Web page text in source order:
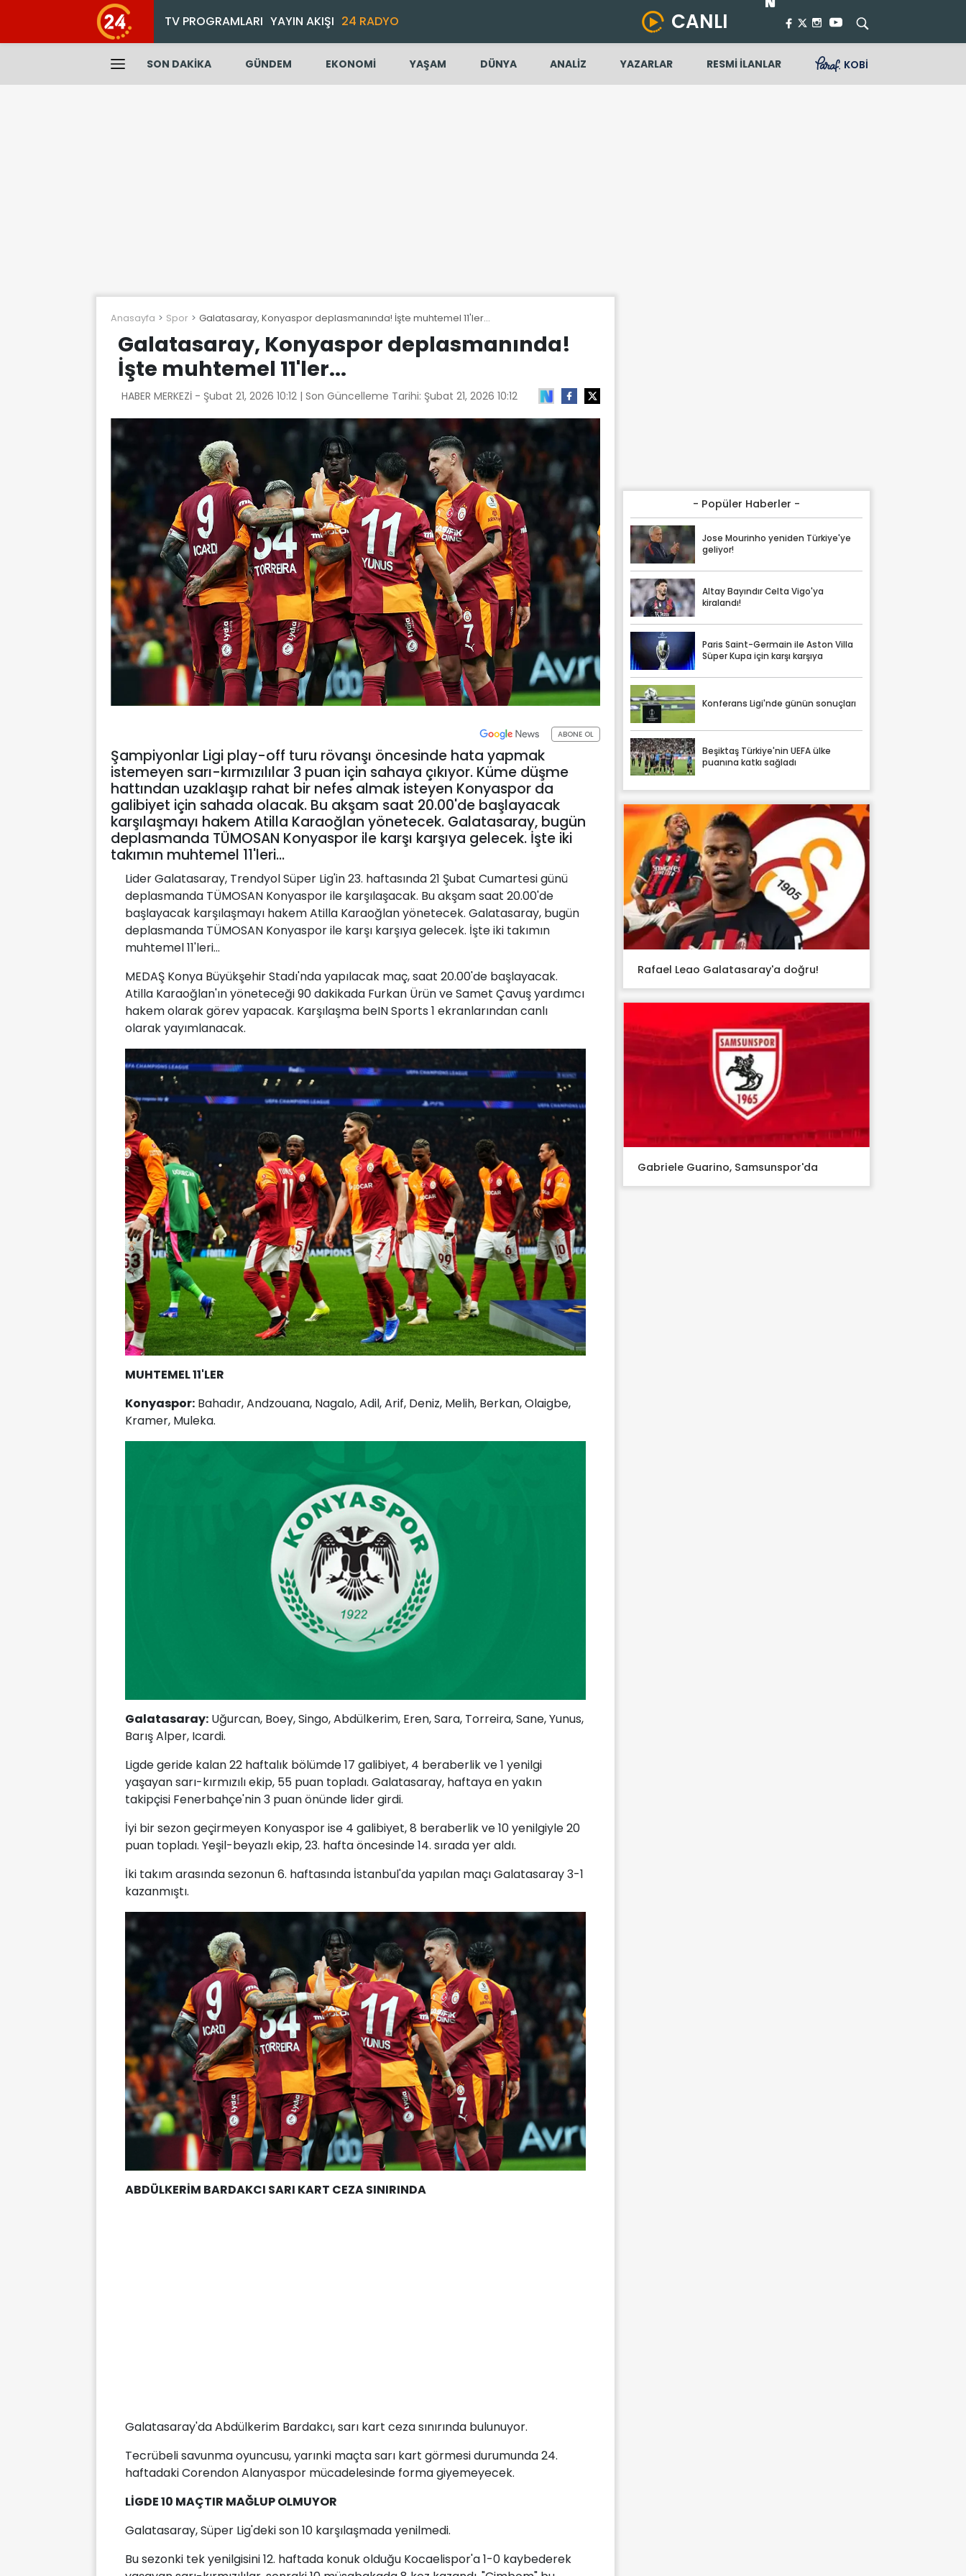
TV PROGRAMLARI YAYIN AKIŞI 24 RADYO CANLI
SON DAKİKA GÜNDEM EKONOMİ YAŞAM DÜNYA ANALİZ YAZARLAR RESMİ İLANLAR KOBİ
Anasayfa Spor Galatasaray, Konyaspor deplasmanında! İşte muhtemel 11'ler...
Galatasaray, Konyaspor deplasmanında!
İşte muhtemel 11'ler...
HABER MERKEZİ - Şubat 21, 2026 10:12 | Son Güncelleme Tarihi: Şubat 21, 2026 10:12
ABONE OL
Şampiyonlar Ligi play-off turu rövanşı öncesinde hata yapmak
istemeyen sarı-kırmızılılar 3 puan için sahaya çıkıyor. Küme düşme
hattından uzaklaşıp rahat bir nefes almak isteyen Konyaspor da
galibiyet için sahada olacak. Bu akşam saat 20.00'de başlayacak
karşılaşmayı hakem Atilla Karaoğlan yönetecek. Galatasaray, bugün
deplasmanda TÜMOSAN Konyaspor ile karşı karşıya gelecek. İşte iki
takımın muhtemel 11'leri...
Lider Galatasaray, Trendyol Süper Lig'in 23. haftasında 21 Şubat Cumartesi günü
deplasmanda TÜMOSAN Konyaspor ile karşılaşacak. Bu akşam saat 20.00'de
başlayacak karşılaşmayı hakem Atilla Karaoğlan yönetecek. Galatasaray, bugün
deplasmanda TÜMOSAN Konyaspor ile karşı karşıya gelecek. İşte iki takımın
muhtemel 11'leri...
MEDAŞ Konya Büyükşehir Stadı'nda yapılacak maç, saat 20.00'de başlayacak.
Atilla Karaoğlan'ın yöneteceği 90 dakikada Furkan Ürün ve Samet Çavuş yardımcı
hakem olarak görev yapacak. Karşılaşma beIN Sports 1 ekranlarından canlı
olarak yayımlanacak.
MUHTEMEL 11'LER
Konyaspor: Bahadır, Andzouana, Nagalo, Adil, Arif, Deniz, Melih, Berkan, Olaigbe,
Kramer, Muleka.
Galatasaray: Uğurcan, Boey, Singo, Abdülkerim, Eren, Sara, Torreira, Sane, Yunus,
Barış Alper, Icardi.
Ligde geride kalan 22 haftalık bölümde 17 galibiyet, 4 beraberlik ve 1 yenilgi
yaşayan sarı-kırmızılı ekip, 55 puan topladı. Galatasaray, haftaya en yakın
takipçisi Fenerbahçe'nin 3 puan önünde lider girdi.
İyi bir sezon geçirmeyen Konyaspor ise 4 galibiyet, 8 beraberlik ve 10 yenilgiyle 20
puan topladı. Yeşil-beyazlı ekip, 23. hafta öncesinde 14. sırada yer aldı.
İki takım arasında sezonun 6. haftasında İstanbul'da yapılan maçı Galatasaray 3-1
kazanmıştı.
ABDÜLKERİM BARDAKCI SARI KART CEZA SINIRINDA
Galatasaray'da Abdülkerim Bardakcı, sarı kart ceza sınırında bulunuyor.
Tecrübeli savunma oyuncusu, yarınki maçta sarı kart görmesi durumunda 24.
haftadaki Corendon Alanyaspor mücadelesinde forma giyemeyecek.
LİGDE 10 MAÇTIR MAĞLUP OLMUYOR
Galatasaray, Süper Lig'deki son 10 karşılaşmada yenilmedi.
Bu sezonki tek yenilgisini 12. haftada konuk olduğu Kocaelispor'a 1-0 kaybederek
- Popüler Haberler -
Jose Mourinho yeniden Türkiye'ye
geliyor!
Altay Bayındır Celta Vigo'ya
kiralandı!
Paris Saint-Germain ile Aston Villa
Süper Kupa için karşı karşıya
Konferans Ligi'nde günün sonuçları
Beşiktaş Türkiye'nin UEFA ülke
puanına katkı sağladı
Rafael Leao Galatasaray'a doğru!
Gabriele Guarino, Samsunspor'da